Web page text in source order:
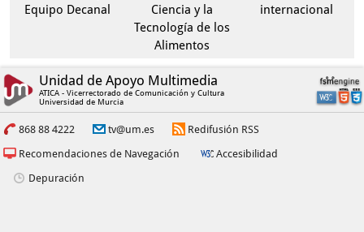
Equipo Decanal
Ciencia y la
Tecnología de los
Alimentos
internacional
Unidad de Apoyo Multimedia
ATICA - Vicerrectorado de Comunicación y Cultura
Universidad de Murcia
868 88 4222 tv@um.es
Redifusión RSS
Recomendaciones de Navegación
Accesibilidad
Depuración